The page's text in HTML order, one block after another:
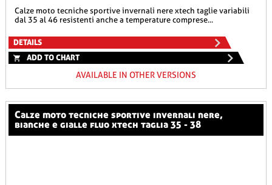
calze moto tecniche sportive invernali nere xtech taglie variabili
dal 35 al 46 resistenti anche a temperature comprese...
DETAILS
ADD TO CHART
AVAILABLE IN OTHER VERSIONS
calze moto tecniche sportive invernali nere,
bianche e gialle fluo xtech taglia 35 - 38